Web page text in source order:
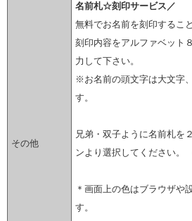
その他
名前札☆刻印サービス／
無料でお名前を刻印するこ
刻印内容をアルファベット
力して下さい。
※お名前の頭文字は大文字
す。
兄弟・双子ように名前札を
ンより選択してください。
＊画面上の色はブラウザや
す。